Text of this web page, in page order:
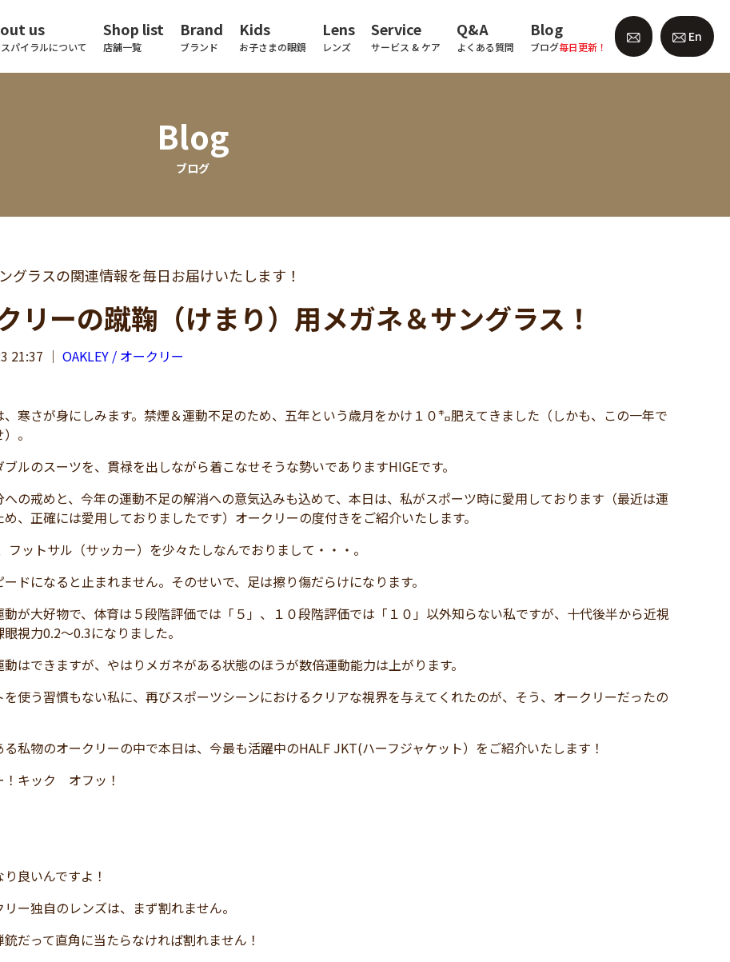
us
パイラルについて
Shop list
店舗一覧
Brand
ブランド
Kids
お子さまの眼鏡
Lens
レンズ
Service
サービス & ケア
Q&A
よくある質問
Blog
ブログ毎日更新！
En
Blog
ブログ
グラスの関連情報を毎日お届けいたします！
リーの蹴鞠（けまり）用メガネ＆サングラス！
21:37 ｜ OAKLEY / オークリー
、寒さが身にしみます。禁煙＆運動不足のため、五年という歳月をかけ１０㌔肥えてきました（しかも、この一年で
。
ルのスーツを、貫禄を出しながら着こなせそうな勢いでありますHIGEです。
への戒めと、今年の運動不足の解消への意気込みも込めて、本日は、私がスポーツ時に愛用しております（最近は運
、正確には愛用しておりましたです）オークリーの度付きをご紹介いたします。
フットサル（サッカー）を少々たしなんでおりまして・・・。
ードになると止まれません。そのせいで、足は擦り傷だらけになります。
動が大好物で、体育は５段階評価では「５」、１０段階評価では「１０」以外知らない私ですが、十代後半から近視
視力0.2～0.3になりました。
はできますが、やはりメガネがある状態のほうが数倍運動能力は上がります。
を使う習慣もない私に、再びスポーツシーンにおけるクリアな視界を与えてくれたのが、そう、オークリーだったの
る私物のオークリーの中で本日は、今最も活躍中のHALF JKT(ハーフジャケット）をご紹介いたします！
！キック オフッ！
良いんですよ！
ー独自のレンズは、まず割れません。
だって直角に当たらなければ割れません！